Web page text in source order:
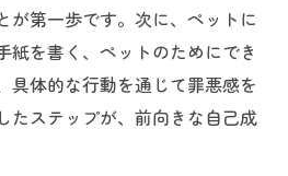
が第一歩です。次に、ペットに
紙を書く、ペットのためにでき
具体的な行動を通じて罪悪感を
たステップが、前向きな自己成